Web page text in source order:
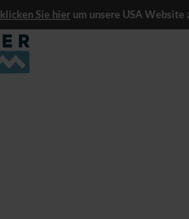
klicken Sie hier um unsere USA Website